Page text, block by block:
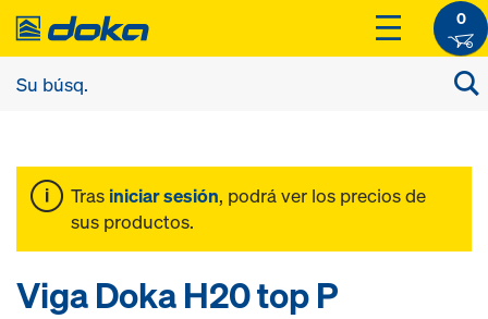
0
Tras iniciar sesión, podrá ver los precios de
sus productos.
Viga Doka H20 top P